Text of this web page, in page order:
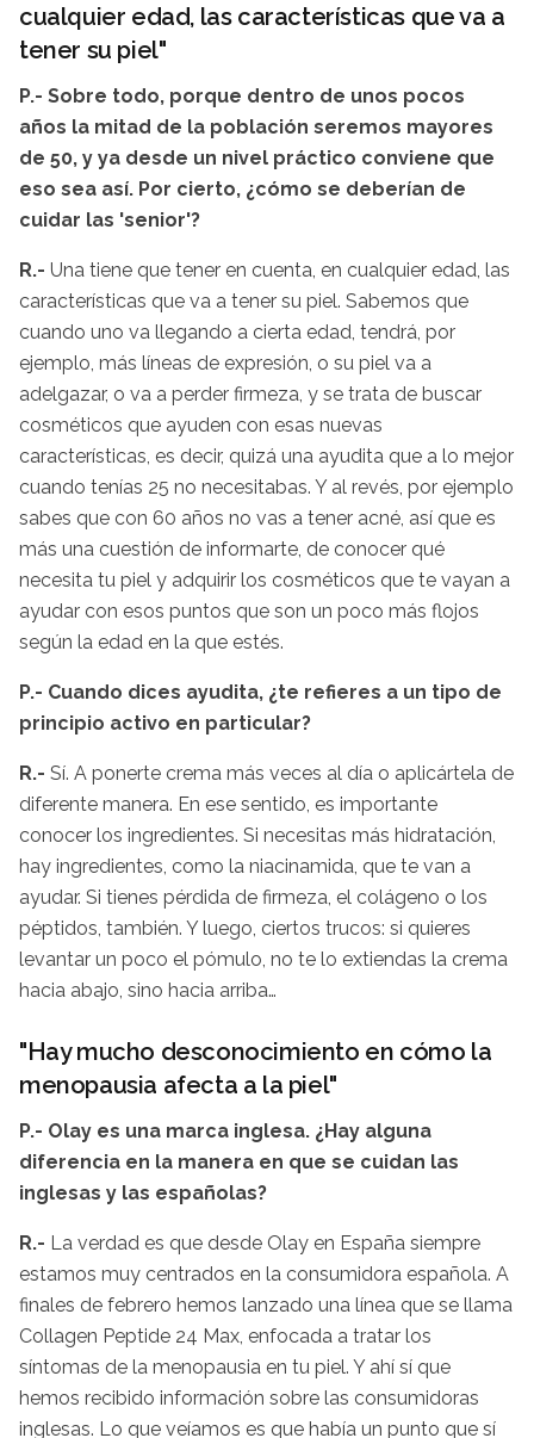
cualquier edad, las características que va a
tener su piel"
P.- Sobre todo, porque dentro de unos pocos
años la mitad de la población seremos mayores
de 50, y ya desde un nivel práctico conviene que
eso sea así. Por cierto, ¿cómo se deberían de
cuidar las 'senior'?
R.- Una tiene que tener en cuenta, en cualquier edad, las
características que va a tener su piel. Sabemos que
cuando uno va llegando a cierta edad, tendrá, por
ejemplo, más líneas de expresión, o su piel va a
adelgazar, o va a perder firmeza, y se trata de buscar
cosméticos que ayuden con esas nuevas
características, es decir, quizá una ayudita que a lo mejor
cuando tenías 25 no necesitabas. Y al revés, por ejemplo
sabes que con 60 años no vas a tener acné, así que es
más una cuestión de informarte, de conocer qué
necesita tu piel y adquirir los cosméticos que te vayan a
ayudar con esos puntos que son un poco más flojos
según la edad en la que estés.
P.- Cuando dices ayudita, ¿te refieres a un tipo de
principio activo en particular?
R.- Sí. A ponerte crema más veces al día o aplicártela de
diferente manera. En ese sentido, es importante
conocer los ingredientes. Si necesitas más hidratación,
hay ingredientes, como la niacinamida, que te van a
ayudar. Si tienes pérdida de firmeza, el colágeno o los
péptidos, también. Y luego, ciertos trucos: si quieres
levantar un poco el pómulo, no te lo extiendas la crema
hacia abajo, sino hacia arriba…
"Hay mucho desconocimiento en cómo la
menopausia afecta a la piel"
P.- Olay es una marca inglesa. ¿Hay alguna
diferencia en la manera en que se cuidan las
inglesas y las españolas?
R.- La verdad es que desde Olay en España siempre
estamos muy centrados en la consumidora española. A
finales de febrero hemos lanzado una línea que se llama
Collagen Peptide 24 Max, enfocada a tratar los
síntomas de la menopausia en tu piel. Y ahí sí que
hemos recibido información sobre las consumidoras
inglesas. Lo que veíamos es que había un punto que sí